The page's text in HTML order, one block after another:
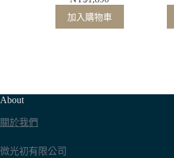
加入購物車
About
關於我們
微光初有限公司